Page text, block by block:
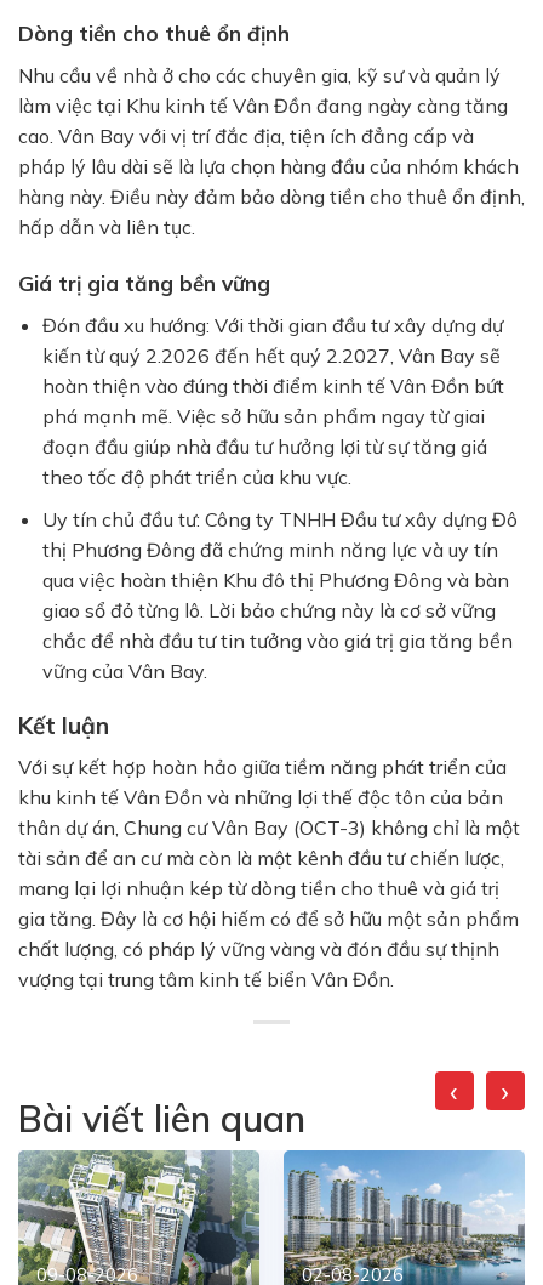
Dòng tiền cho thuê ổn định
Nhu cầu về nhà ở cho các chuyên gia, kỹ sư và quản lý
làm việc tại Khu kinh tế Vân Đồn đang ngày càng tăng
cao. Vân Bay với vị trí đắc địa, tiện ích đẳng cấp và
pháp lý lâu dài sẽ là lựa chọn hàng đầu của nhóm khách
hàng này. Điều này đảm bảo dòng tiền cho thuê ổn định,
hấp dẫn và liên tục.
Giá trị gia tăng bền vững
Đón đầu xu hướng: Với thời gian đầu tư xây dựng dự
kiến từ quý 2.2026 đến hết quý 2.2027, Vân Bay sẽ
hoàn thiện vào đúng thời điểm kinh tế Vân Đồn bứt
phá mạnh mẽ. Việc sở hữu sản phẩm ngay từ giai
đoạn đầu giúp nhà đầu tư hưởng lợi từ sự tăng giá
theo tốc độ phát triển của khu vực.
Uy tín chủ đầu tư: Công ty TNHH Đầu tư xây dựng Đô
thị Phương Đông đã chứng minh năng lực và uy tín
qua việc hoàn thiện Khu đô thị Phương Đông và bàn
giao sổ đỏ từng lô. Lời bảo chứng này là cơ sở vững
chắc để nhà đầu tư tin tưởng vào giá trị gia tăng bền
vững của Vân Bay.
Kết luận
Với sự kết hợp hoàn hảo giữa tiềm năng phát triển của
khu kinh tế Vân Đồn và những lợi thế độc tôn của bản
thân dự án, Chung cư Vân Bay (OCT-3) không chỉ là một
tài sản để an cư mà còn là một kênh đầu tư chiến lược,
mang lại lợi nhuận kép từ dòng tiền cho thuê và giá trị
gia tăng. Đây là cơ hội hiếm có để sở hữu một sản phẩm
chất lượng, có pháp lý vững vàng và đón đầu sự thịnh
vượng tại trung tâm kinh tế biển Vân Đồn.
Bài viết liên quan
09-08-2026 02-08-2026
‹ ›